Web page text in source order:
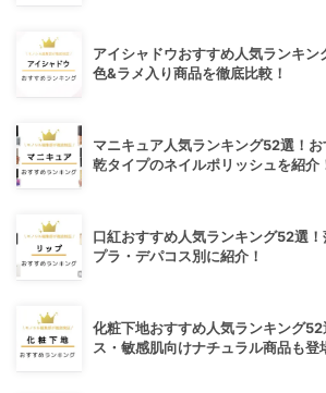
アイシャドウおすすめ人気ランキ
色&ラメ入り商品を徹底比較！
マニキュア人気ランキング52選！
乾タイプのネイルポリッシュを紹介
口紅おすすめ人気ランキング52選
プラ・デパコス別に紹介！
化粧下地おすすめ人気ランキング
ス・敏感肌向けナチュラル商品も登